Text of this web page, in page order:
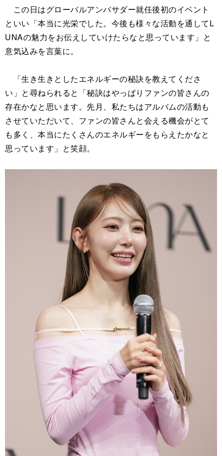
この日はグローバルアンバサダー就任後初のイベント
といい「本当に光栄でした。今後も様々な活動を通してL
UNAの魅力をお伝えしていけたらなと思っています」と
意気込みを言葉に。
「生き生きとしたエネルギーの秘訣を教えてくださ
い」と尋ねられると「秘訣はやっぱりファンの皆さんの
存在かなと思います。先月、私たちはアルバムの活動も
させていただいて、ファンの皆さんと会える機会がとて
も多く、本当にたくさんのエネルギーをもらえたかなと
思っています」と笑顔。